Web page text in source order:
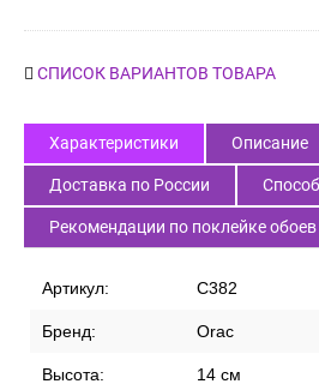
СПИСОК ВАРИАНТОВ ТОВАРА
Характеристики Описание
Доставка по России
Рекомендации по поклейке обоев
Артикул: C382
Бренд: Orac
Высота: 14 см